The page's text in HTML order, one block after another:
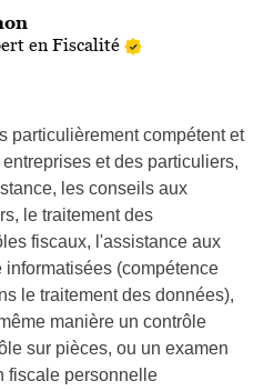
en Fiscalité
particulièrement compétent et
et des particuliers,
les conseils aux
le traitement des
fiscaux, l'assistance aux
(compétence
le traitement des données),
manière un contrôle
sur pièces, ou un examen
fiscale personnelle